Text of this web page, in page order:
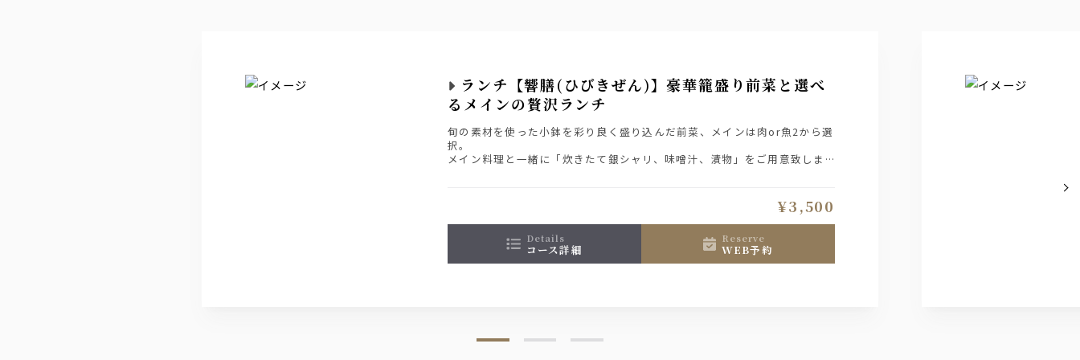
ランチ【響膳(ひびきぜん)】豪華籠盛り前菜と選べ
るメインの贅沢ランチ
旬の素材を使った小鉢を彩り良く盛り込んだ前菜、メインは肉or魚2から選
択。
メイン料理と一緒に「炊きたて銀シャリ、味噌汁、漬物」をご用意致しま
¥3,500
details
コース詳細
reserve
WEB予約